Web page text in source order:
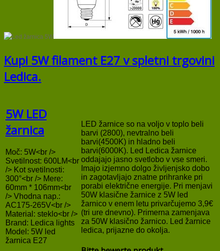
Kupi 5W filament E27 v spletni trgovini
Ledica.
5W LED
žarnica
Moč: 5W<br />
Svetilnost: 600LM<br
/> Kot svetilnosti:
300°<br /> Mere:
60mm * 106mm<br
/> Vhodna nap.:
AC175-265V<br />
Material: steklo<br />
Brand: Ledica lights
Model: 5W led
žarnica E27
LED žarnice so na voljo v toplo beli
barvi (2800), nevtralno beli
barvi(4500K) in hladno beli
barvi(6000K). Led Ledica žarnice
oddajajo jasno svetlobo v vse smeri.
Imajo izjemno dolgo življenjsko dobo
in zagotavljajo znatne prihranke pri
porabi električne energije. Pri menjavi
50W klasične žarnice z 5W led
žarnico v enem letu privarčujemo 3,9€
(tri ure dnevno). Primerna zamenjava
za 50W klasično žarnico. Led žarnice
ledica, prijazne do okolja.